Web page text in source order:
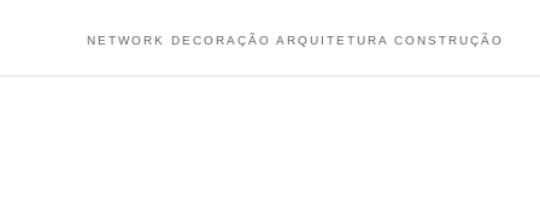
NETWORK DECORAÇÃO ARQUITETURA CONSTRUÇÃO